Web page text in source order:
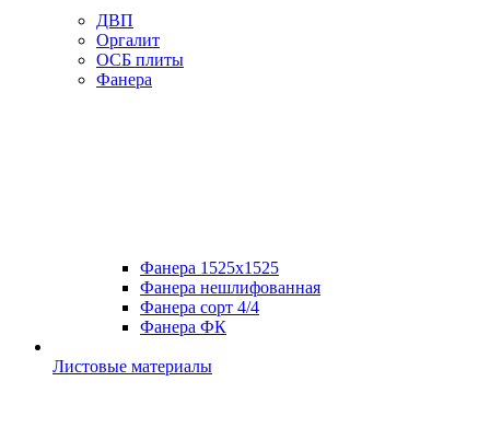
ДВП
Оргалит
ОСБ плиты
Фанера
Фанера 1525х1525
Фанера нешлифованная
Фанера сорт 4/4
Фанера ФК
Листовые материалы